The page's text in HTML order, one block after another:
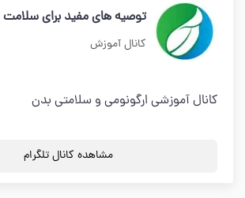
توصیه های مفید برای سلامت
کانال آموزش
کانال آموزشی ارگونومی و سلامتی بدن
مشاهده کانال تلگرام